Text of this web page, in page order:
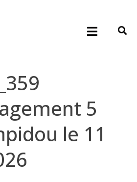
5
le 11